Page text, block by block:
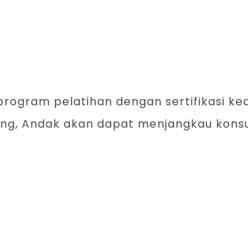
pelatihan dengan sertifikasi
Andak akan dapat menjangkau